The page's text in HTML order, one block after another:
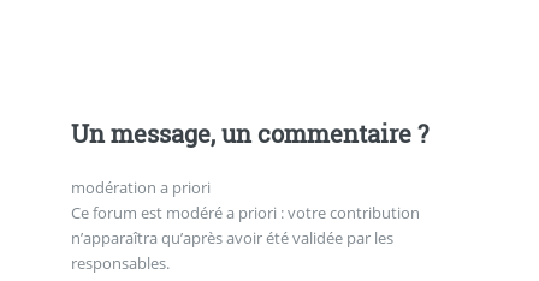
Un message, un commentaire ?
modération a priori
Ce forum est modéré a priori : votre contribution
n’apparaîtra qu’après avoir été validée par les
responsables.